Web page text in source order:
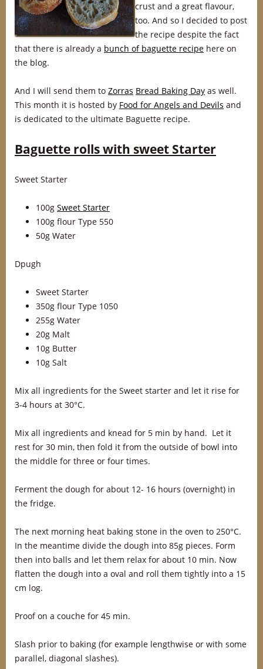
crust and a great flavour,
too. And so I decided to post
the recipe despite the fact
that there is already a bunch of baguette recipe here on
the blog.
And I will send them to Zorras Bread Baking Day as well.
This month it is hosted by Food for Angels and Devils and
is dedicated to the ultimate Baguette recipe.
Baguette rolls with sweet Starter
Sweet Starter
100g Sweet Starter
100g flour Type 550
50g Water
Dpugh
Sweet Starter
350g flour Type 1050
255g Water
20g Malt
10g Butter
10g Salt
Mix all ingredients for the Sweet starter and let it rise for
3-4 hours at 30°C.
Mix all ingredients and knead for 5 min by hand. Let it
rest for 30 min, then fold it from the outside of bowl into
the middle for three or four times.
Ferment the dough for about 12- 16 hours (overnight) in
the fridge.
The next morning heat baking stone in the oven to 250°C.
In the meantime divide the dough into 85g pieces. Form
then into balls and let them relax for about 10 min. Now
flatten the dough into a oval and roll them tightly into a 15
cm log.
Proof on a couche for 45 min.
Slash prior to baking (for example lengthwise or with some
parallel, diagonal slashes).